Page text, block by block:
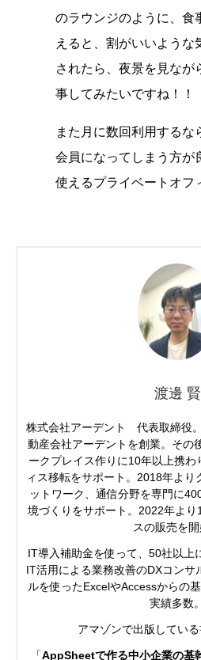
のラウンジのように、食
えると、割がいいような
されたら、夜景を見なが
事してみたいですね！！
また月に数回利用するな
会員になってしまう方が
使えるプライベートオフ
渡邊 賢
株式会社アーデント 代表取締役
動産会社アーデントを創業。その
ークプレイス作りに10年以上携
ィス移転をサポート。2018年より
ットワーク、通信分野を専門に
境づくりをサポート。2022年よ
スの販売を開
IT導入補助金を使って、50社以上
IT活用による業務改善のDXコンサ
ルを使ったExcelやAccessからの
実績多数。
アマゾンで出版している
「AppSheetで作る中小企業の基